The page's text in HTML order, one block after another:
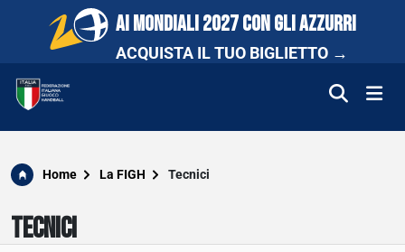
AI MONDIALI 2027 CON GLI AZZURRI
ACQUISTA IL TUO BIGLIETTO →
Home La FIGH Tecnici
TECNICI